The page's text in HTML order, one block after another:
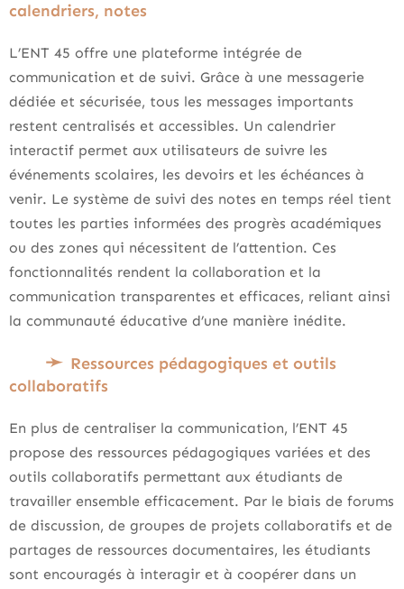
calendriers, notes
L’ENT 45 offre une plateforme intégrée de
communication et de suivi. Grâce à une messagerie
dédiée et sécurisée, tous les messages importants
restent centralisés et accessibles. Un calendrier
interactif permet aux utilisateurs de suivre les
événements scolaires, les devoirs et les échéances à
venir. Le système de suivi des notes en temps réel tient
toutes les parties informées des progrès académiques
ou des zones qui nécessitent de l’attention. Ces
fonctionnalités rendent la collaboration et la
communication transparentes et efficaces, reliant ainsi
la communauté éducative d’une manière inédite.
Ressources pédagogiques et outils
collaboratifs
En plus de centraliser la communication, l’ENT 45
propose des ressources pédagogiques variées et des
outils collaboratifs permettant aux étudiants de
travailler ensemble efficacement. Par le biais de forums
de discussion, de groupes de projets collaboratifs et de
partages de ressources documentaires, les étudiants
sont encouragés à interagir et à coopérer dans un